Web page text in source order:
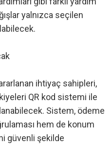
yalnızca seçilen
ihtiyaç sahipleri,
QR kod sistemi ile
Sistem, ödeme
hem de konum
güvenli şekilde